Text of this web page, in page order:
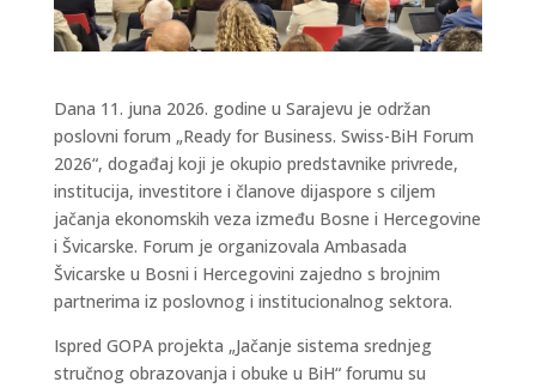
Dana 11. juna 2026. godine u Sarajevu je održan
poslovni forum „Ready for Business. Swiss-BiH Forum
2026“, događaj koji je okupio predstavnike privrede,
institucija, investitore i članove dijaspore s ciljem
jačanja ekonomskih veza između Bosne i Hercegovine
i Švicarske. Forum je organizovala Ambasada
Švicarske u Bosni i Hercegovini zajedno s brojnim
partnerima iz poslovnog i institucionalnog sektora.
Ispred GOPA projekta „Jačanje sistema srednjeg
stručnog obrazovanja i obuke u BiH“ forumu su